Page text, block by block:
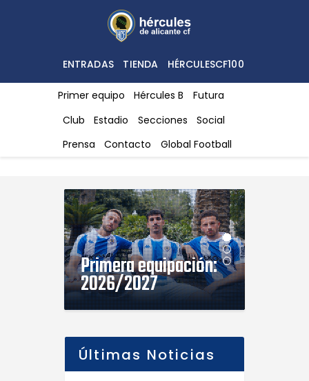
ENTRADAS TIENDA HÉRCULESCF100
Primer equipo Hércules B
Futura
Club
Estadio Secciones
Social
Prensa
Contacto Global Football
ENTRADAS
TIENDA
HÉRCULESCF100
Primera equipación:
2026/2027
Últimas Noticias